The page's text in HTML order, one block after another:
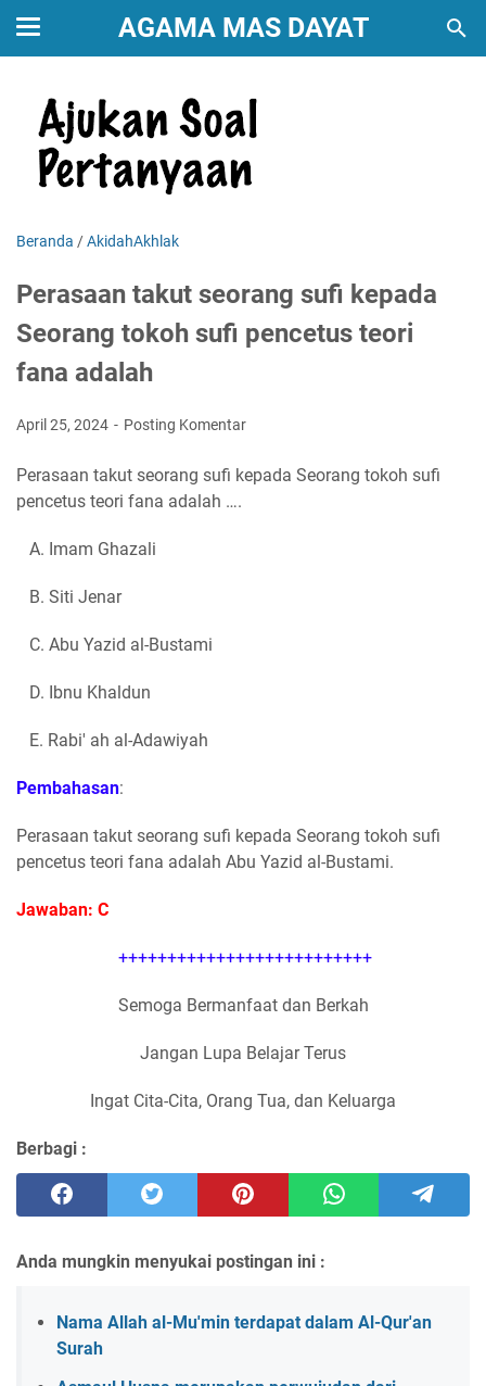
AGAMA MAS DAYAT
Beranda /AkidahAkhlak
Perasaan takut seorang sufi kepada
Seorang tokoh sufi pencetus teori
fana adalah
April 25, 2024 Posting Komentar
Perasaan takut seorang sufi kepada Seorang tokoh sufi
pencetus teori fana adalah ….
A. Imam Ghazali
B. Siti Jenar
C. Abu Yazid al-Bustami
D. Ibnu Khaldun
E. Rabi' ah al-Adawiyah
Pembahasan:
Perasaan takut seorang sufi kepada Seorang tokoh sufi
pencetus teori fana adalah Abu Yazid al-Bustami.
Jawaban: C
++++++++++++++++++++++++++
Semoga Bermanfaat dan Berkah
Jangan Lupa Belajar Terus
Ingat Cita-Cita, Orang Tua, dan Keluarga
Berbagi :
Anda mungkin menyukai postingan ini :
Nama Allah al-Mu'min terdapat dalam Al-Qur'an
Surah